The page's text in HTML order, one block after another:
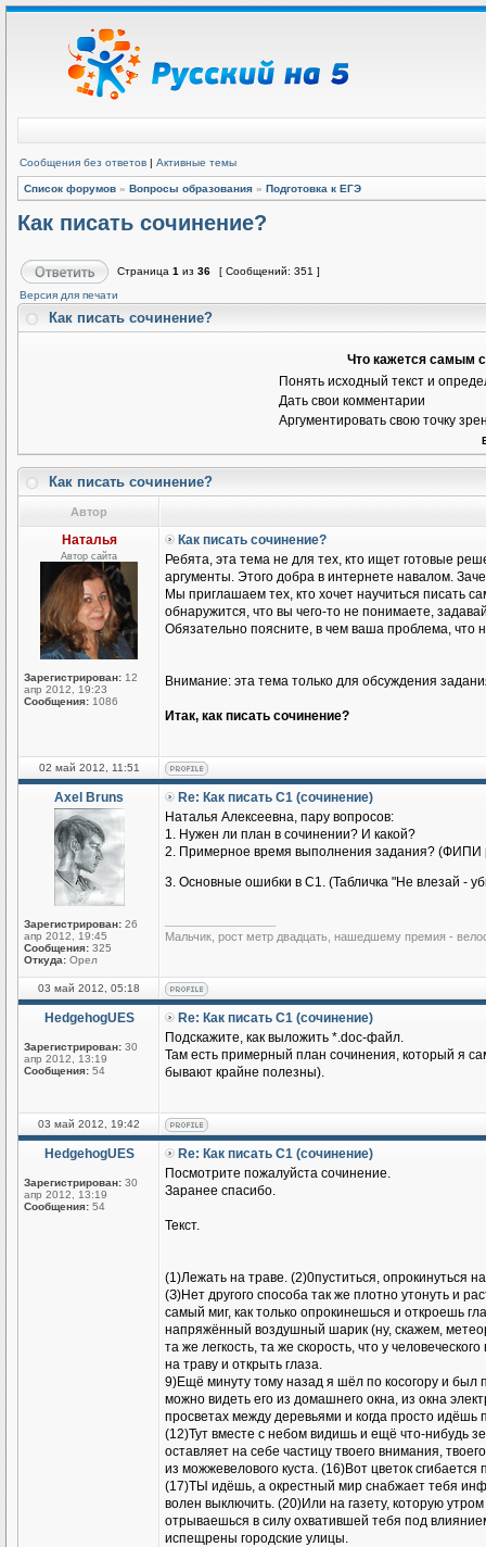
Сообщения без ответов | Активные темы
Список форумов » Вопросы образования » Подготовка к ЕГЭ
Как писать сочинение?
Страница 1 из 36
[ Сообщений: 351 ]
Версия для печати
Как писать сочинение?
Что кажется самым
Понять исходный текст и
Дать свои комментарии
Аргументировать свою точку
Как писать сочинение?
Автор
Наталья
Автор сайта
Зарегистрирован: 12
апр 2012, 19:23
Сообщения: 1086
Как писать сочинение?
Ребята, эта тема не для тех, кто ищет готовые
аргументы. Этого добра в интернете навалом.
Мы приглашаем тех, кто хочет научиться писать
обнаружится, что вы чего-то не понимаете,
Обязательно поясните, в чем ваша проблема, что
Внимание: эта тема только для обсуждения
Итак, как писать сочинение?
02 май 2012, 11:51
Axel Bruns
Зарегистрирован: 26
апр 2012, 19:45
Сообщения: 325
Откуда: Орел
Re: Как писать С1 (сочинение)
Наталья Алексеевна, пару вопросов:
1. Нужен ли план в сочинении? И какой?
2. Примерное время выполнения задания? (ФИПИ
3. Основные ошибки в С1. (Табличка "Не влезай -
Мальчик, рост метр двадцать, нашедшему премия -
03 май 2012, 05:18
HedgehogUES
Зарегистрирован: 30
апр 2012, 13:19
Сообщения: 54
Re: Как писать С1 (сочинение)
Подскажите, как выложить *.doc-файл.
Там есть примерный план сочинения, который я
бывают крайне полезны).
03 май 2012, 19:42
HedgehogUES
Зарегистрирован: 30
апр 2012, 13:19
Сообщения: 54
Re: Как писать С1 (сочинение)
Посмотрите пожалуйста сочинение.
Заранее спасибо.
Текст.
(1)Лежать на траве. (2)0пуститься, опрокинуться
(З)Нет другого способа так же плотно утонуть и
самый миг, как только опрокинешься и откроешь
напряжённый воздушный шарик (ну, скажем,
та же легкость, та же скорость, что у
на траву и открыть глаза.
9)Ещё минуту тому назад я шёл по косогору и был
можно видеть его из домашнего окна, из окна
просветах между деревьями и когда просто идёшь
(12)Тут вместе с небом видишь и ещё что-нибудь
оставляет на себе частицу твоего внимания,
из можжевелового куста. (16)Вот цветок
(17)ТЫ идёшь, а окрестный мир снабжает тебя
волен выключить. (20)Или на газету, которую
отрываешься в силу охватившей тебя под
испещрены городские улицы.